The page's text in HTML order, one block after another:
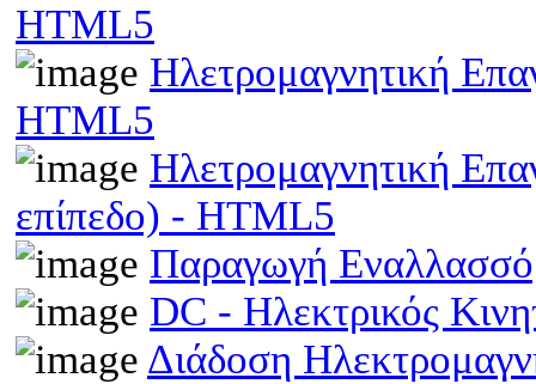
HTML5
Ηλετρομαγνητική
HTML5
Ηλετρομαγνητική
επίπεδο) - HTML5
Παραγωγή
DC - Ηλεκτρικός
Διάδοση